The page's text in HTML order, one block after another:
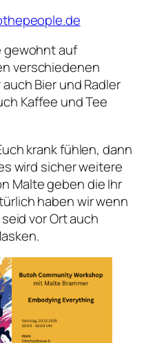
gewohnt auf
verschiedenen
Bier und Radler
Kaffee und Tee
krank fühlen, dann
wird sicher weitere
Malte geben die Ihr
haben wir wenn
vor Ort auch